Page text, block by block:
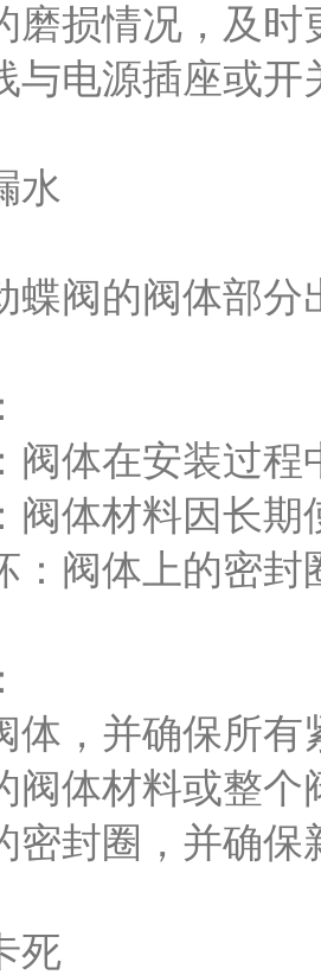
磨损情况，及时
与电源插座或
水
蝶阀的阀体部分
阀体在安装过
阀体材料因长
：阀体上的密
体，并确保所
阀体材料或整个
密封圈，并确
死